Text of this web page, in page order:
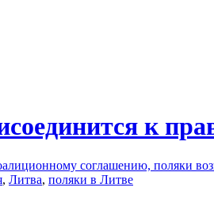
к
соглашению, поляки
, Литва, поляки в Литве